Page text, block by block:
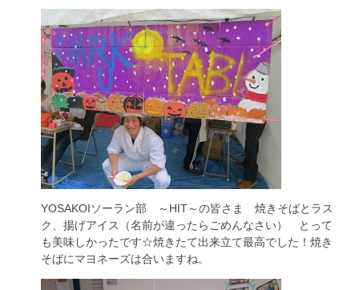
YOSAKOIソーラン部 ～HIT～の皆さま 焼きそばとラス
ク、揚げアイス（名前が違ったらごめんなさい） とって
も美味しかったです☆焼きたて出来立て最高でした！焼き
そばにマヨネーズは合いますね。